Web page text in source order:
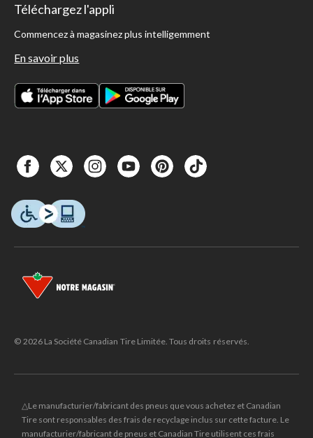
Téléchargez l'appli
Commencez à magasinez plus intelligemment
En savoir plus
© 2026 La Société Canadian Tire Limitée. Tous droits réservés.
△Le manufacturier/fabricant des pneus que vous achetez et Canadian
Tire sont responsables des frais de recyclage inclus sur cette facture. Le
manufacturier/fabricant de pneus et Canadian Tire utilisent ces frais